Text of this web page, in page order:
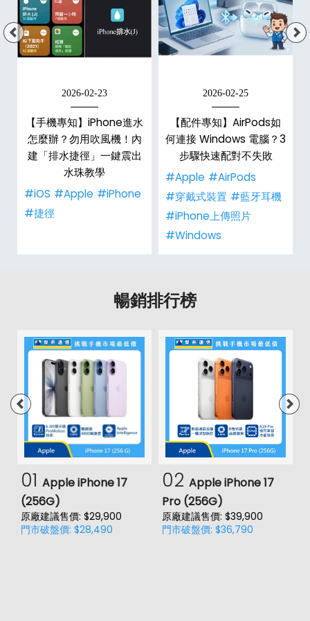
2026-02-23
【手機專知】iPhone進水
怎麼辦？勿用吹風機！內
建「排水捷徑」一鍵震出
水珠教學
#iOS #Apple #iPhone
#捷徑
2026-02-25
【配件專知】AirPods如
何連接 Windows 電腦？3
步驟快速配對不失敗
#Apple #AirPods
#穿戴式裝置 #藍牙耳機
#iPhone上傳照片
#Windows
暢銷排行榜
01 Apple iPhone 17
(256G)
原廠建議售價: $29,900
門市破盤價: $28,490
02 Apple iPhone 17
Pro (256G)
原廠建議售價: $39,900
門市破盤價: $36,790